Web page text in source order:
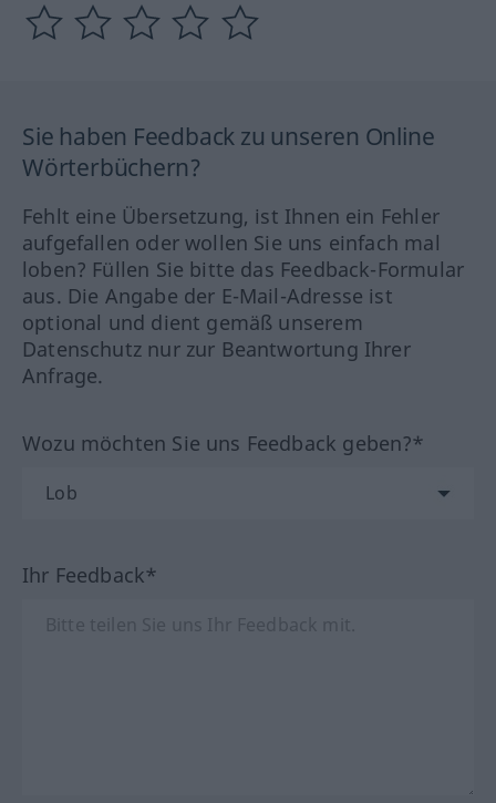
Sie haben Feedback zu unseren Online
Wörterbüchern?
Fehlt eine Übersetzung, ist Ihnen ein Fehler
aufgefallen oder wollen Sie uns einfach mal
loben? Füllen Sie bitte das Feedback-Formular
aus. Die Angabe der E-Mail-Adresse ist
optional und dient gemäß unserem
Datenschutz nur zur Beantwortung Ihrer
Anfrage.
Wozu möchten Sie uns Feedback geben?*
Ihr Feedback*